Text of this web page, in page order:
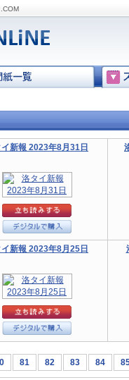
新報 2023年8月31日
新報 2023年8月25日
81 82 83 84